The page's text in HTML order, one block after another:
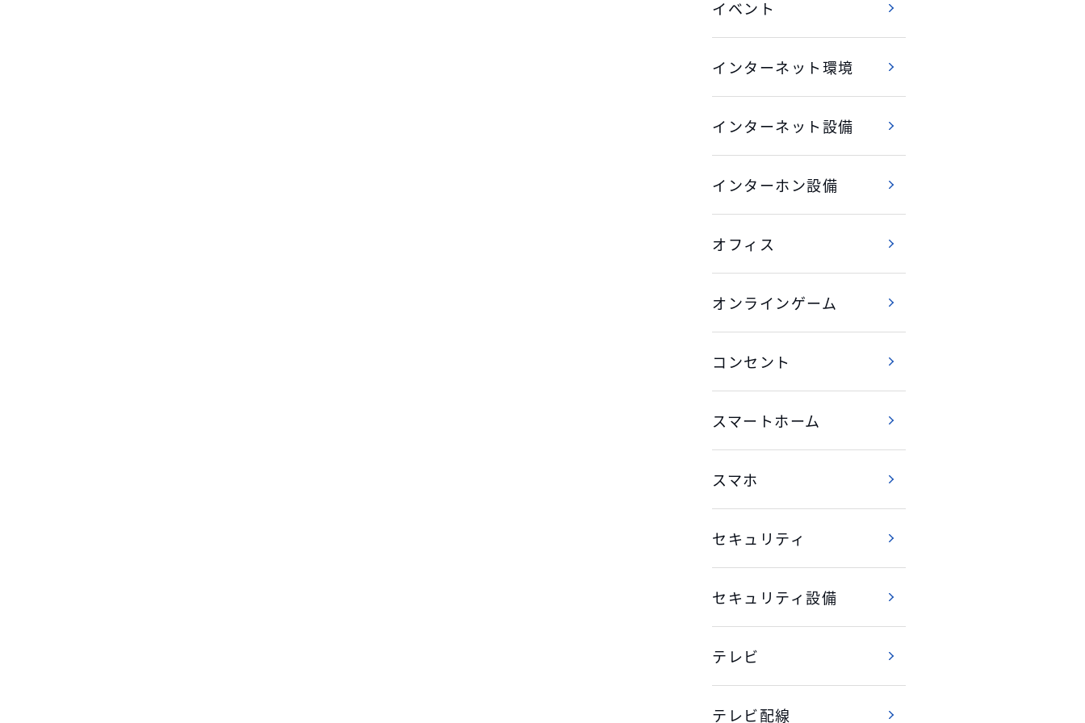
イベント
インターネット環境
インターネット設備
インターホン設備
オフィス
オンラインゲーム
コンセント
スマートホーム
スマホ
セキュリティ
セキュリティ設備
テレビ
テレビ配線